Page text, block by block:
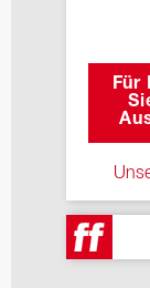
Für